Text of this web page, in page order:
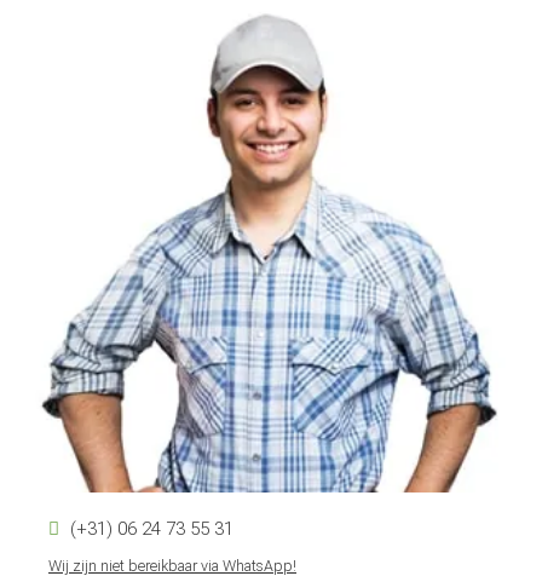
(+31) 06 24 73 55 31
Wij zijn niet bereikbaar via WhatsApp!